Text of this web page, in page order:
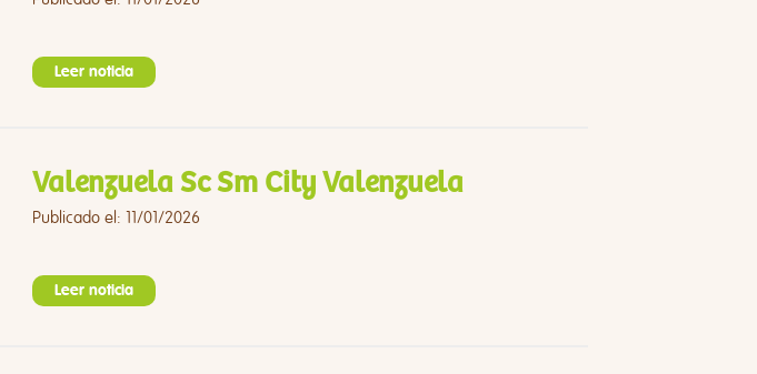
Leer noticia
Valenzuela Sc Sm City Valenzuela
Publicado el: 11/01/2026
Leer noticia